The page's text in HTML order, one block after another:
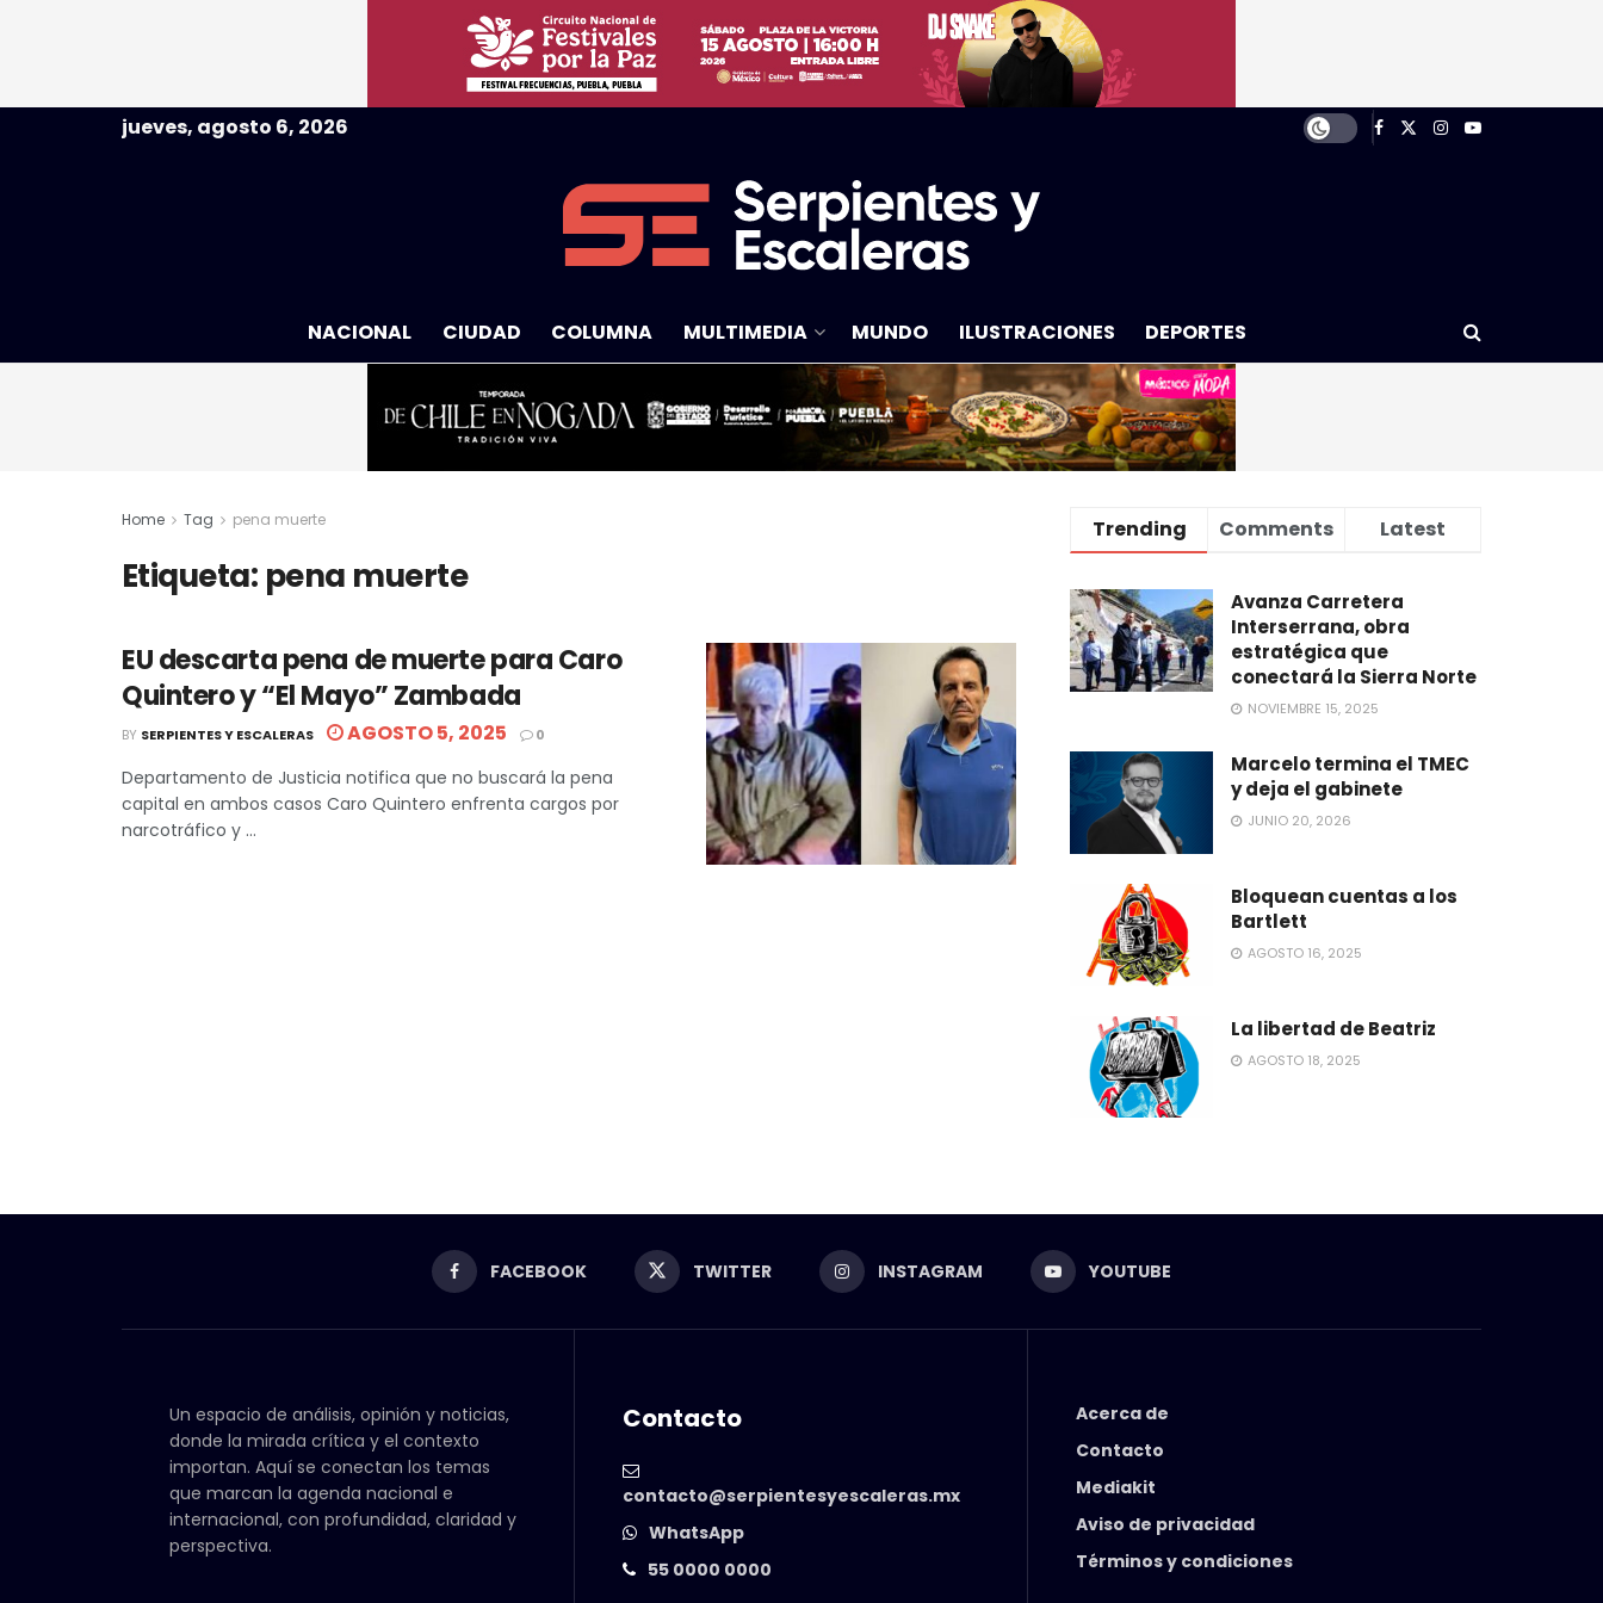
jueves, agosto 6, 2026
NACIONAL CIUDAD COLUMNA MULTIMEDIA MUNDO ILUSTRACIONES DEPORTES
Home Tag pena muerte
Etiqueta: pena muerte
EU descarta pena de muerte para Caro
Quintero y “El Mayo” Zambada
BY SERPIENTES Y ESCALERAS AGOSTO 5, 2025 0
Departamento de Justicia notifica que no buscará la pena
capital en ambos casos Caro Quintero enfrenta cargos por
narcotráfico y ...
Trending Comments Latest
Avanza Carretera
Interserrana, obra
estratégica que
conectará la Sierra Norte
NOVIEMBRE 15, 2025
Marcelo termina el TMEC
y deja el gabinete
JUNIO 20, 2026
Bloquean cuentas a los
Bartlett
AGOSTO 16, 2025
La libertad de Beatriz
AGOSTO 18, 2025
FACEBOOK TWITTER INSTAGRAM YOUTUBE
Un espacio de análisis, opinión y noticias,
donde la mirada crítica y el contexto
importan. Aquí se conectan los temas
que marcan la agenda nacional e
internacional, con profundidad, claridad y
perspectiva.
Contacto
contacto@serpientesyescaleras.mx
WhatsApp
55 0000 0000
Acerca de
Contacto
Mediakit
Aviso de privacidad
Términos y condiciones